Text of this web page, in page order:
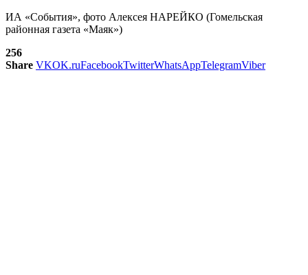
ИА «Cобытия», фото Алексея НАРЕЙКО (Гомельская
районная газета «Маяк»)
256
Share VKOK.ruFacebookTwitterWhatsAppTelegramViber